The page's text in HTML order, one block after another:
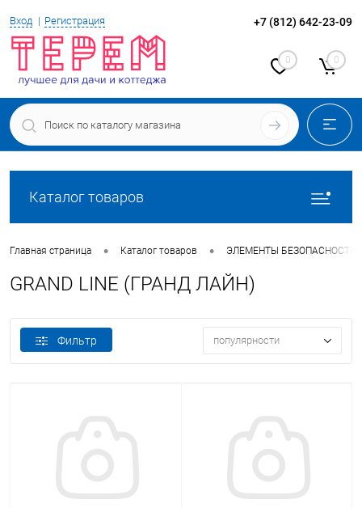
Вход Регистрация +7 (812) 642-23-09
0 0
Каталог товаров
Главная страница • Каталог товаров • ЭЛЕМЕНТЫ БЕЗОПАСНОСТИ
GRAND LINE (ГРАНД ЛАЙН)
Фильтр популярности